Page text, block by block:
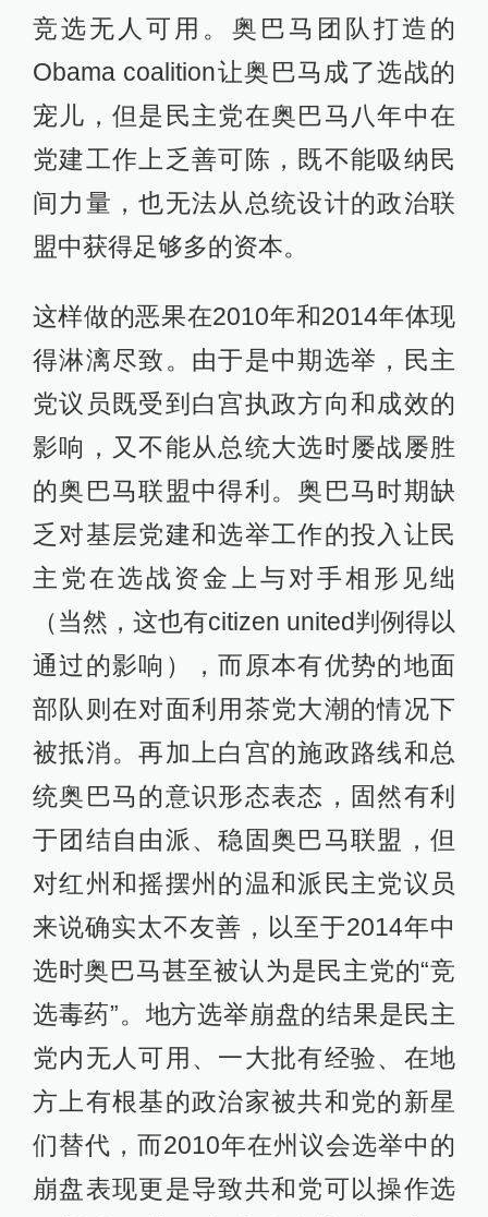
竞选无人可用。奥巴马团队打造的
Obama coalition让奥巴马成了选战的
宠儿，但是民主党在奥巴马八年中在
党建工作上乏善可陈，既不能吸纳民
间力量，也无法从总统设计的政治联
盟中获得足够多的资本。
这样做的恶果在2010年和2014年体现
得淋漓尽致。由于是中期选举，民主
党议员既受到白宫执政方向和成效的
影响，又不能从总统大选时屡战屡胜
的奥巴马联盟中得利。奥巴马时期缺
乏对基层党建和选举工作的投入让民
主党在选战资金上与对手相形见绌
（当然，这也有citizen united判例得以
通过的影响），而原本有优势的地面
部队则在对面利用茶党大潮的情况下
被抵消。再加上白宫的施政路线和总
统奥巴马的意识形态表态，固然有利
于团结自由派、稳固奥巴马联盟，但
对红州和摇摆州的温和派民主党议员
来说确实太不友善，以至于2014年中
选时奥巴马甚至被认为是民主党的“竞
选毒药”。地方选举崩盘的结果是民主
党内无人可用、一大批有经验、在地
方上有根基的政治家被共和党的新星
们替代，而2010年在州议会选举中的
崩盘表现更是导致共和党可以操作选